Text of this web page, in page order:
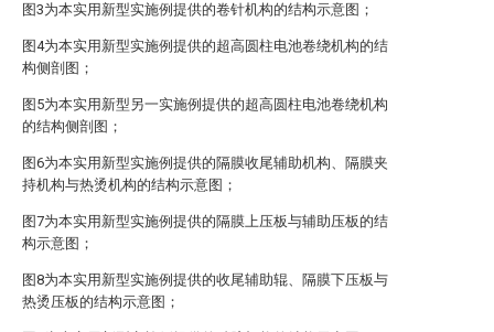
图3为本实用新型实施例提供的卷针机构的结构示意图；
图4为本实用新型实施例提供的超高圆柱电池卷绕机构的结
构侧剖图；
图5为本实用新型另一实施例提供的超高圆柱电池卷绕机构
的结构侧剖图；
图6为本实用新型实施例提供的隔膜收尾辅助机构、隔膜夹
持机构与热烫机构的结构示意图；
图7为本实用新型实施例提供的隔膜上压板与辅助压板的结
构示意图；
图8为本实用新型实施例提供的收尾辅助辊、隔膜下压板与
热烫压板的结构示意图；